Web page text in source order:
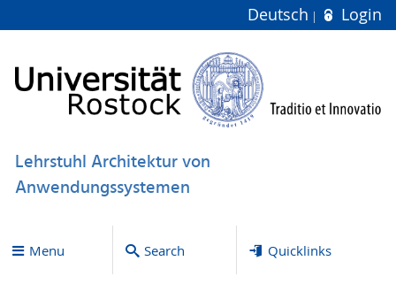
Deutsch Login
Lehrstuhl Architektur von
Anwendungssystemen
Menu Search Quicklinks